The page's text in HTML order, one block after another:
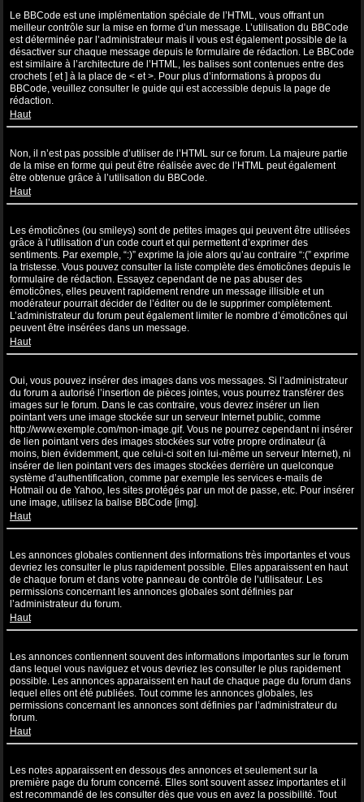
Le BBCode est une implémentation spéciale de l’HTML, vous offrant un
meilleur contrôle sur la mise en forme d’un message. L’utilisation du BBCode
est déterminée par l’administrateur mais il vous est également possible de la
désactiver sur chaque message depuis le formulaire de rédaction. Le BBCode
est similaire à l’architecture de l’HTML, les balises sont contenues entre des
crochets [ et ] à la place de < et >. Pour plus d’informations à propos du
BBCode, veuillez consulter le guide qui est accessible depuis la page de
rédaction.
Haut
Non, il n’est pas possible d’utiliser de l’HTML sur ce forum. La majeure partie
de la mise en forme qui peut être réalisée avec de l’HTML peut également
être obtenue grâce à l’utilisation du BBCode.
Haut
Les émoticônes (ou smileys) sont de petites images qui peuvent être utilisées
grâce à l’utilisation d’un code court et qui permettent d’exprimer des
sentiments. Par exemple, “:)” exprime la joie alors qu’au contraire “:(” exprime
la tristesse. Vous pouvez consulter la liste complète des émoticônes depuis le
formulaire de rédaction. Essayez cependant de ne pas abuser des
émoticônes, elles peuvent rapidement rendre un message illisible et un
modérateur pourrait décider de l’éditer ou de le supprimer complètement.
L’administrateur du forum peut également limiter le nombre d’émoticônes qui
peuvent être insérées dans un message.
Haut
Oui, vous pouvez insérer des images dans vos messages. Si l’administrateur
du forum a autorisé l’insertion de pièces jointes, vous pourrez transférer des
images sur le forum. Dans le cas contraire, vous devrez insérer un lien
pointant vers une image stockée sur un serveur Internet public, comme
http://www.exemple.com/mon-image.gif. Vous ne pourrez cependant ni insérer
de lien pointant vers des images stockées sur votre propre ordinateur (à
moins, bien évidemment, que celui-ci soit en lui-même un serveur Internet), ni
insérer de lien pointant vers des images stockées derrière un quelconque
système d’authentification, comme par exemple les services e-mails de
Hotmail ou de Yahoo, les sites protégés par un mot de passe, etc. Pour insérer
une image, utilisez la balise BBCode [img].
Haut
Les annonces globales contiennent des informations très importantes et vous
devriez les consulter le plus rapidement possible. Elles apparaissent en haut
de chaque forum et dans votre panneau de contrôle de l’utilisateur. Les
permissions concernant les annonces globales sont définies par
l’administrateur du forum.
Haut
Les annonces contiennent souvent des informations importantes sur le forum
dans lequel vous naviguez et vous devriez les consulter le plus rapidement
possible. Les annonces apparaissent en haut de chaque page du forum dans
lequel elles ont été publiées. Tout comme les annonces globales, les
permissions concernant les annonces sont définies par l’administrateur du
forum.
Haut
Les notes apparaissent en dessous des annonces et seulement sur la
première page du forum concerné. Elles sont souvent assez importantes et il
est recommandé de les consulter dès que vous en avez la possibilité. Tout